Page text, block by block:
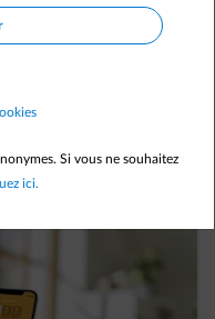
? La sécurité
Si vous ne souhaitez
ici.